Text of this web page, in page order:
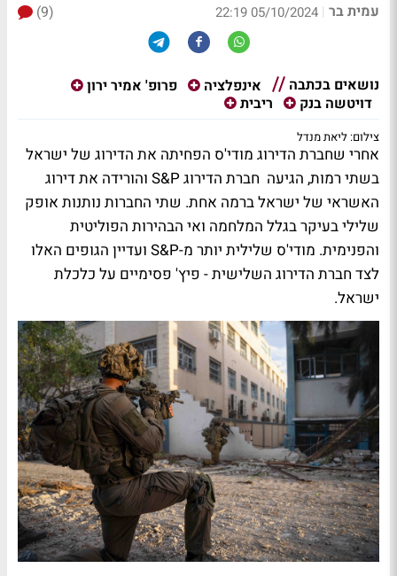
עמית בר |
05/10/2024 22:19
(9)
נושאים בכתבה אינפלציה
פרופ' אמיר ירון
דויטשה בנק
ריבית
צילום: ליאת מנדל
אחרי שחברת הדירוג מודי'ס הפחיתה את הדירוג של ישראל
בשתי רמות, הגיעה חברת הדירוג S&P והורידה את דירוג
האשראי של ישראל ברמה אחת. שתי החברות נותנות אופק
שלילי בעיקר בגלל המלחמה ואי הבהירות הפוליטית
והפנימית. מודי'ס שלילית יותר מ-S&P ועדיין הגופים האלו
לצד חברת הדירוג השלישית - פיץ' פסימיים על כלכלת
ישראל.